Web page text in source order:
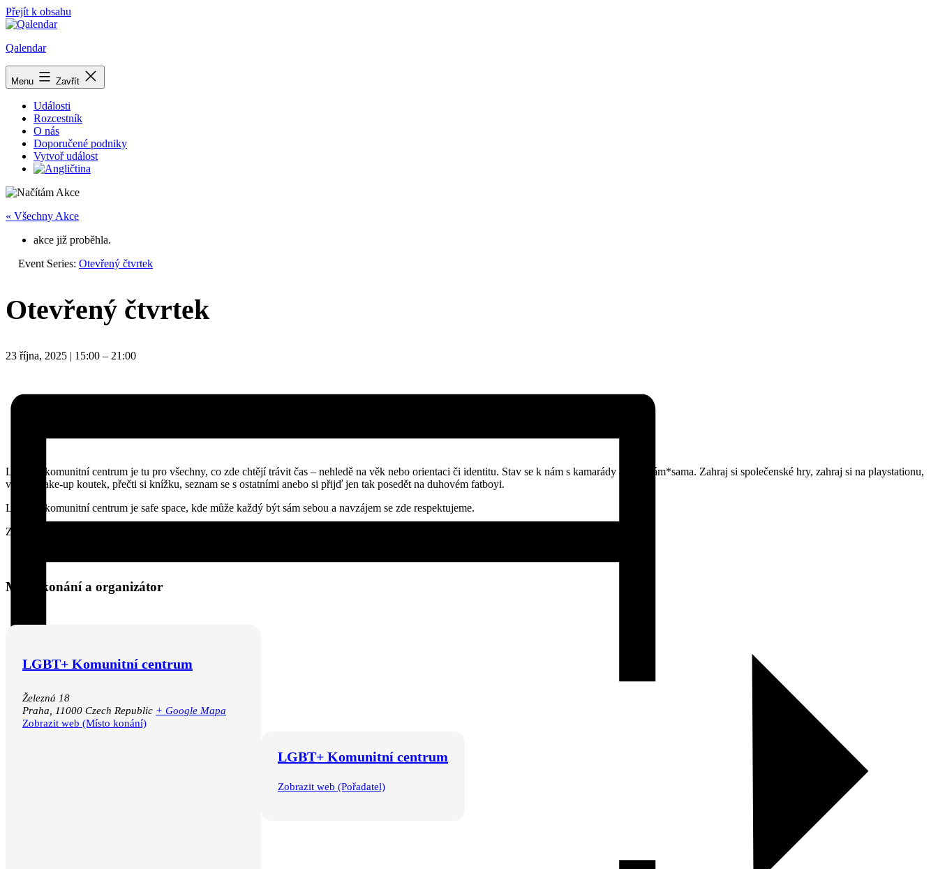
Přejít k obsahu
Qalendar
Menu Zavřít
Události
Rozcestník
O nás
Doporučené podniky
Vytvoř událost
« Všechny Akce
akce již proběhla.
Event Series: Otevřený čtvrtek
Otevřený čtvrtek
23 října, 2025 | 15:00 – 21:00
LGBT+ komunitní centrum je tu pro všechny, co zde chtějí trávit čas – nehledě na věk nebo orientaci či identitu. Stav se k nám s kamarády anebo sám*sama. Zahraj si společenské hry, zahraj si na playstationu,
využij make-up koutek, přečti si knížku, seznam se s ostatními anebo si přijď jen tak posedět na duhovém fatboyi.
LGBT+ komunitní centrum je safe space, kde může každý být sám sebou a navzájem se zde respektujeme.
Zdarma
Místo konání a organizátor
LGBT+ Komunitní centrum
Železná 18
Praha
11000 Czech Republic + Google Mapa
Zobrazit web (Místo konání)
LGBT+ Komunitní centrum
Zobrazit web (Pořadatel)